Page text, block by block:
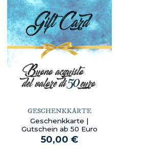
GESCHENKKARTE
Geschenkkarte |
Gutschein ab 50 Euro
50,00 €